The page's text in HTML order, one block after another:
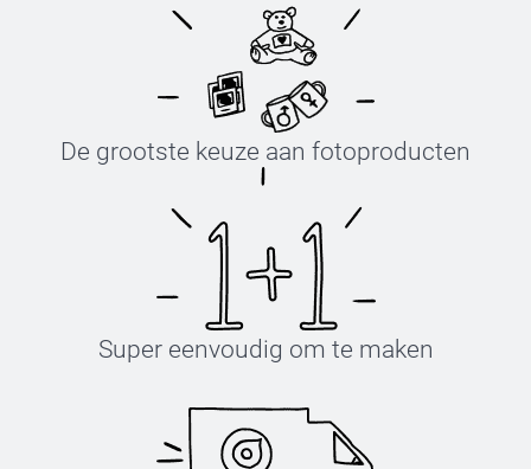
De grootste keuze aan fotoproducten
Super eenvoudig om te maken